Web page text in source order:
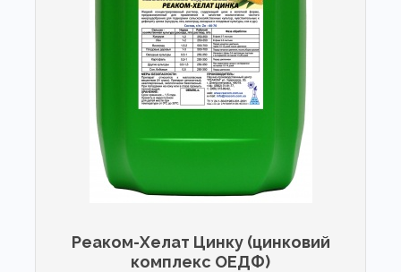
Реаком-Хелат Цинку (цинковий
комплекс ОЕДФ)